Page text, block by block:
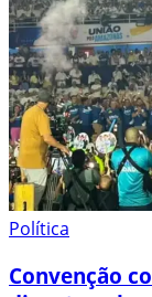
Política
Convenção